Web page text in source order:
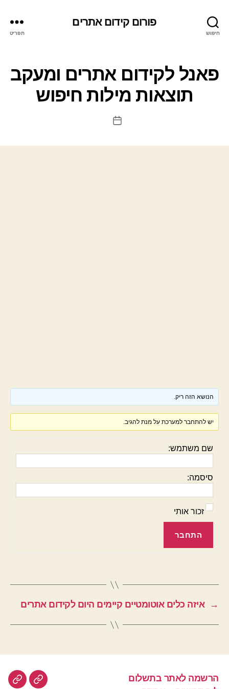
חיפוש
פורום קידום אתרים
תפריט
פאנל לקידום אתרים ומעקב
תוצאות מילות חיפוש
תאריך
הנושא הזה ריק.
יש להתחבר למערכת על מנת להגיב.
שם משתמש:
סיסמה:
זכור אותי
התחבר
→ איזה כלים אוטומטיים קיימים היום לקידום אתרים
הרשמה לאתר בתשלום
הרשמה
לוח